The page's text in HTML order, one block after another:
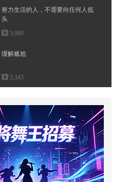
努力生活的人，不需要向任何人低
头
3,090
缓解尴尬
3,343
幻视老婆人间尤物
2,841
中国文化常识
2,582